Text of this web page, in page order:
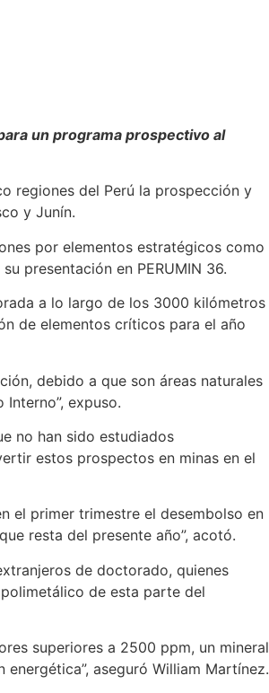
un programa prospectivo al
regiones del Perú la prospección y
y Junín.
por elementos estratégicos como
presentación en PERUMIN 36.
a lo largo de los 3000 kilómetros
de elementos críticos para el año
debido a que son áreas naturales
expuso.
no han sido estudiados
estos prospectos en minas en el
el primer trimestre el desembolso en
resta del presente año”, acotó.
de doctorado, quienes
de esta parte del
superiores a 2500 ppm, un mineral
aseguró William Martínez.